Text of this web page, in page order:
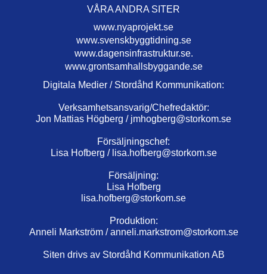
VÅRA ANDRA SITER
www.nyaprojekt.se
www.svenskbyggtidning.se
www.dagensinfrastruktur.se.
www.grontsamhallsbyggande.se
Digitala Medier / Stordåhd Kommunikation:
Verksamhetsansvarig/Chefredaktör:
Jon Mattias Högberg / jmhogberg@storkom.se
Försäljningschef:
Lisa Hofberg / lisa.hofberg@storkom.se
Försäljning:
Lisa Hofberg
lisa.hofberg@storkom.se
Produktion:
Anneli Markström /anneli.markstrom@storkom.se
Siten drivs av Stordåhd Kommunikation AB